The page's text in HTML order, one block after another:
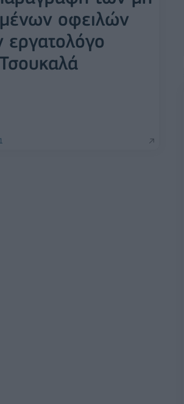
οφειλών
εργατολόγο